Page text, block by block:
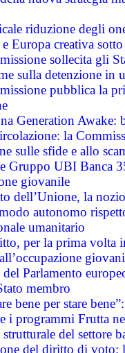
riduzione degli
Europa creativa
sollecita gli
sulla detenzione in
pubblica la
Generation
la
sulle sfide e allo
Gruppo UBI Banca
giovanile
dell’Unione, la
autonomo
umanitario
per la prima volta
del Parlamento
membro
bene per stare
i programmi Frutta
del settore
del diritto di voto: